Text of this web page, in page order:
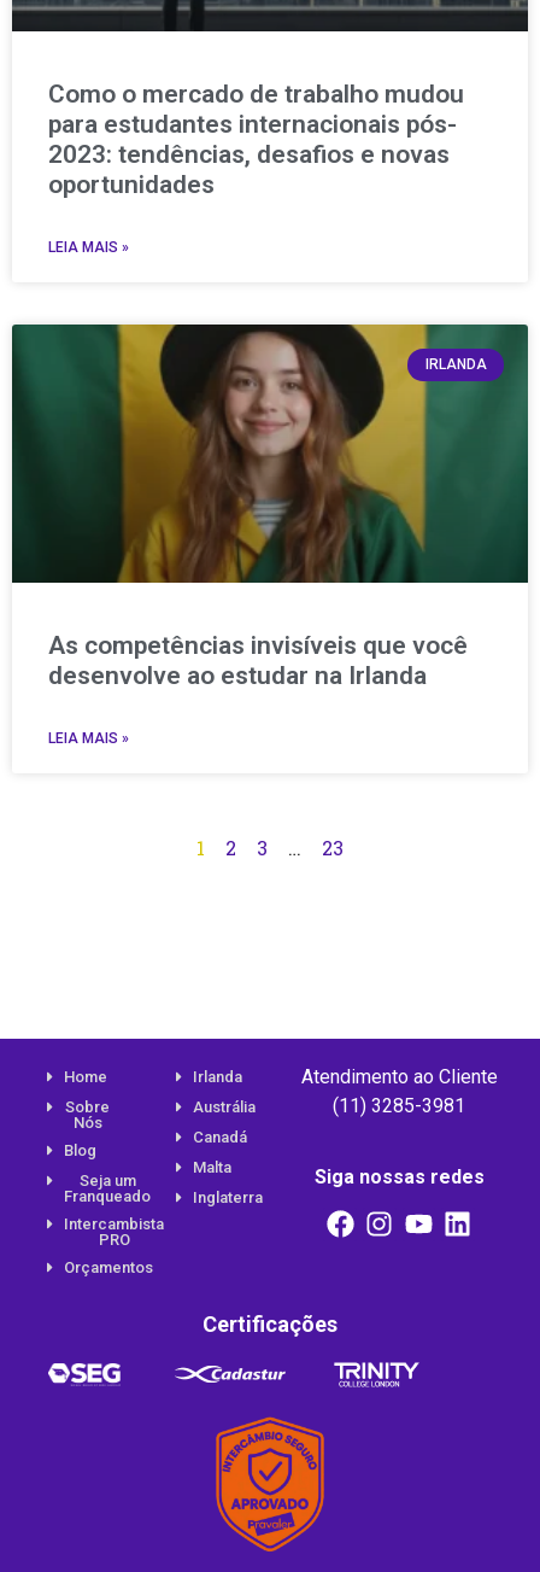
Como o mercado de trabalho mudou
para estudantes internacionais pós-
2023: tendências, desafios e novas
oportunidades
LEIA MAIS »
IRLANDA
As competências invisíveis que você
desenvolve ao estudar na Irlanda
LEIA MAIS »
1 2 3 … 23
Home
Sobre
Nós
Blog
Seja um
Franqueado
Intercambista
PRO
Orçamentos
Irlanda
Austrália
Canadá
Malta
Inglaterra
Atendimento ao Cliente
(11) 3285-3981
Siga nossas redes
Certificações